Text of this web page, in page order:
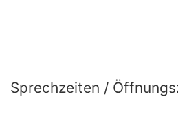
Sprechzeiten /